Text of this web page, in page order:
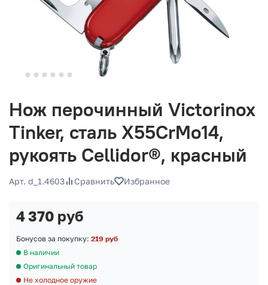
Нож перочинный Victorinox
Tinker, сталь X55CrMo14,
рукоять Cellidor®, красный
Арт. d_1.4603 Сравнить Избранное
4 370 руб
Бонусов за покупку: 219 руб
В наличии
Оригинальный товар
Не холодное оружие